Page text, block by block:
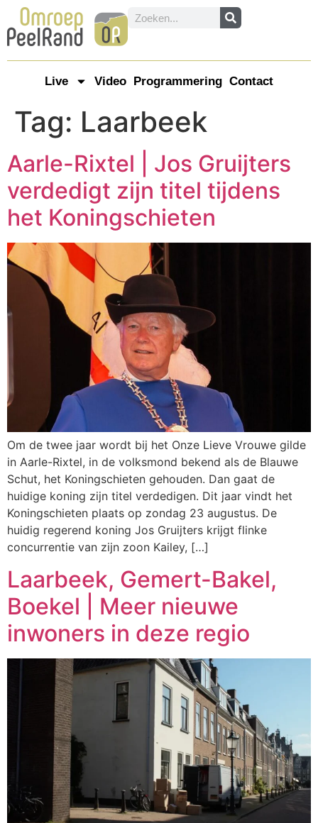
Live Video Programmering Contact
Tag: Laarbeek
Aarle-Rixtel | Jos Gruijters
verdedigt zijn titel tijdens
het Koningschieten
Om de twee jaar wordt bij het Onze Lieve Vrouwe gilde
in Aarle-Rixtel, in de volksmond bekend als de Blauwe
Schut, het Koningschieten gehouden. Dan gaat de
huidige koning zijn titel verdedigen. Dit jaar vindt het
Koningschieten plaats op zondag 23 augustus. De
huidig regerend koning Jos Gruijters krijgt flinke
concurrentie van zijn zoon Kailey, […]
Laarbeek, Gemert-Bakel,
Boekel | Meer nieuwe
inwoners in deze regio